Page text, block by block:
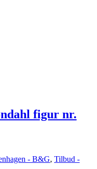
figur nr.
- B&G, Tilbud -